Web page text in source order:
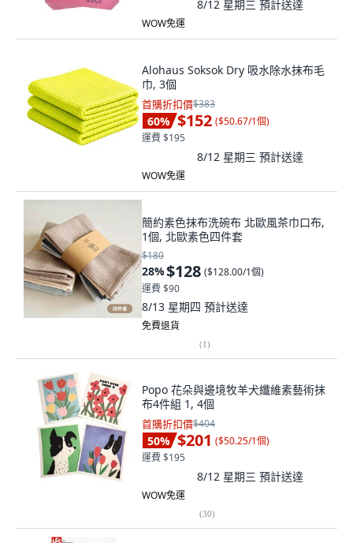
8/12 星期三 預計送達
WOW免運
Alohaus Soksok Dry 吸水除水抹布毛
巾, 3個
首購折扣價$383
60% $152 ($50.67/1個)
運費 $195
8/12 星期三 預計送達
WOW免運
簡約素色抹布洗碗布 北歐風茶巾口布,
1個, 北歐素色四件套
$180
28%$128 ($128.00/1個)
運費 $90
8/13 星期四 預計送達
免費退貨
(1)
Popo 花朵與邊境牧羊犬纖維素藝術抹
布4件組 1, 4個
首購折扣價$404
50% $201 ($50.25/1個)
運費 $195
8/12 星期三 預計送達
WOW免運
(30)